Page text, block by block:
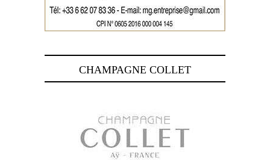
CHAMPAGNE COLLET